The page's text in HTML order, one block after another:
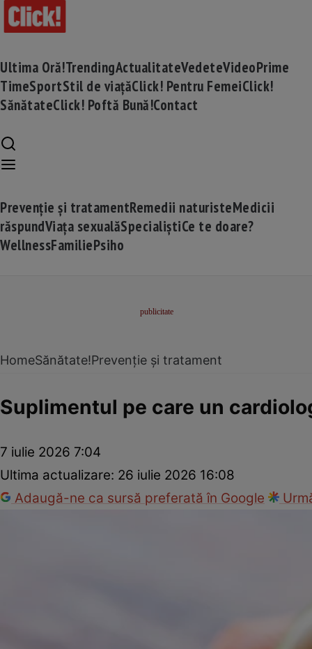
Ultima Oră!TrendingActualitateVedeteVideoPrime
TimeSportStil de viațăClick! Pentru FemeiClick!
SănătateClick! Poftă Bună!Contact
Prevenție și tratamentRemedii naturisteMedicii
răspundViața sexualăSpecialiștiCe te doare?
WellnessFamiliePsiho
HomeSănătate!Prevenție și tratament
Suplimentul pe care un
7 iulie 2026 7:04
Ultima actualizare: 26 iulie 2026 16:08
Adaugă-ne ca sursă preferată în Google